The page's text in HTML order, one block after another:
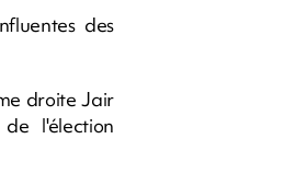
des
droite Jair
l'élection